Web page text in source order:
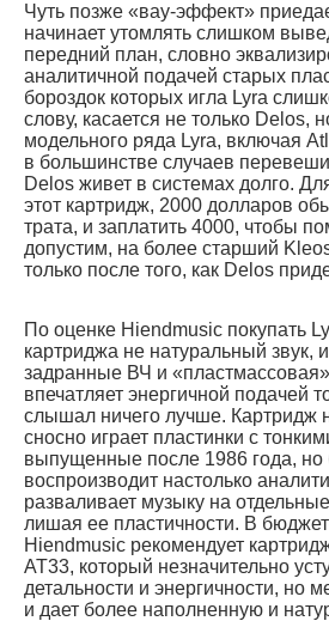
Чуть позже «вау-эффект»
начинает утомлять слишком
передний план, словно
аналитичной подачей старых
бороздок которых игла Lyra
слову, касается не только Delos,
модельного ряда Lyra, включая
в большинстве случаев
Delos живет в системах долго.
этот картридж, 2000 долларов
трата, и заплатить 4000, чтобы
допустим, на более старший
только после того, как Delos
По оценке Hiendmusic покупать
картриджа не натуральный звук,
задранные ВЧ и
впечатляет энергичной подачей
слышал ничего лучше. Картридж
сносно играет пластинки с
выпущенные после 1986 года, но
воспроизводит настолько
разваливает музыку на
лишая ее пластичности. В
Hiendmusic рекомендует
AT33, который незначительно
детальности и энергичности, но
и дает более наполненную и